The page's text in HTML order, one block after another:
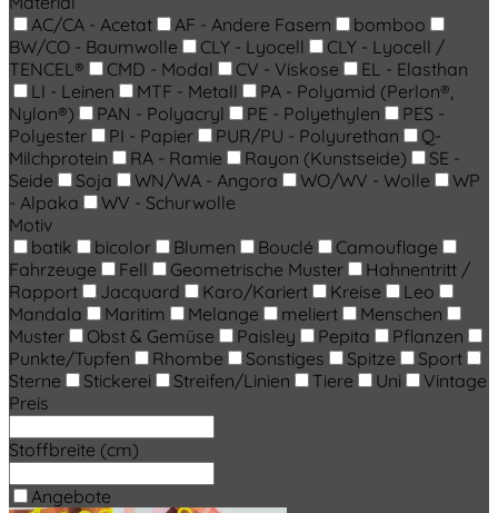
AC/CA - Acetat
AF - Andere Fasern
bomboo
BW/CO - Baumwolle
CLY - Lyocell
CLY - Lyocell /
TENCEL®
CMD - Modal CV - Viskose
EL - Elasthan
LI - Leinen
MTF - Metall
PA - Polyamid (Perlon®,
Nylon®)
PAN - Polyacryl PE - Polyethylen
PES -
Polyester
PI - Papier PUR/PU - Polyurethan
Q-
Milchprotein
RA - Ramie Rayon (Kunstseide)
SE -
Seide
Soja WN/WA - Angora WO/WV - Wolle
WP
- Alpaka
WV - Schurwolle
Motiv
batik
bicolor Blumen Bouclé
Camouflage
Fahrzeuge
Fell Geometrische Muster
Hahnentritt /
Rapport
Jacquard Karo/Kariert Kreise
Leo
Mandala
Maritim Melange meliert
Menschen
Muster
Obst & Gemüse Paisley Pepita
Pflanzen
Punkte/Tupfen
Rhombe Sonstiges Spitze
Sport
Sterne
Stickerei Streifen/Linien Tiere Uni
Vintage
Preis
Stoffbreite (cm)
Angebote